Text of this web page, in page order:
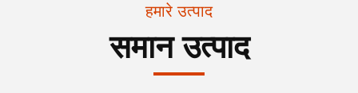
हमारे उत्पाद
समान उत्पाद